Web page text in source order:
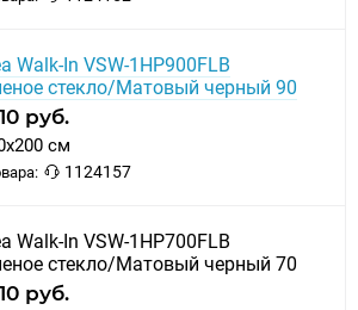
Walk-In VSW-1HP900FLB
стекло/Матовый черный 90
руб.
см
1124157
Walk-In VSW-1HP700FLB
стекло/Матовый черный 70
руб.